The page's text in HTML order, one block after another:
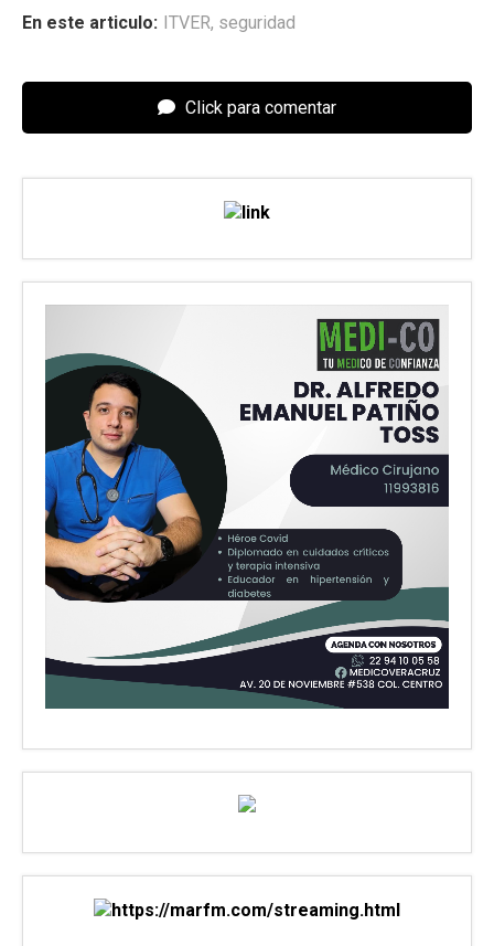
En este articulo: ITVER, seguridad
Click para comentar